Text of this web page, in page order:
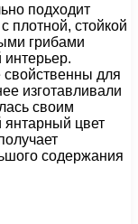
подходит
плотной, стойкой
грибами
для
изготавливали
своим
янтарный цвет
содержания